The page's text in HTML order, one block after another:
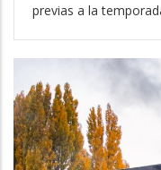
previas a la